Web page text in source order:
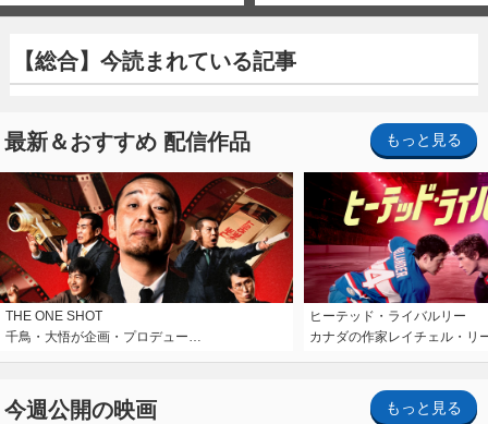
【総合】今読まれている記事
最新＆おすすめ 配信作品 もっと見る
THE ONE SHOT
千鳥・大悟が企画・プロデュー…
ヒーテッド・ライバルリー
カナダの作家レイチェル・リ
今週公開の映画 もっと見る